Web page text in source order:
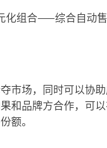
市场，同时可以协
和品牌方合作，可
额。